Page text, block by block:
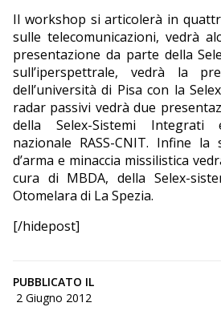
Il workshop si articolerà in
sulle telecomunicazioni, vedrà
presentazione da parte della
sull’iperspettrale, vedrà la
dell’università di Pisa con la
radar passivi vedrà due
della Selex-Sistemi
nazionale RASS-CNIT. Infine la
d’arma e minaccia missilistica
cura di MBDA, della Selex-
Otomelara di La Spezia.
[/hidepost]
PUBBLICATO IL
2 Giugno 2012